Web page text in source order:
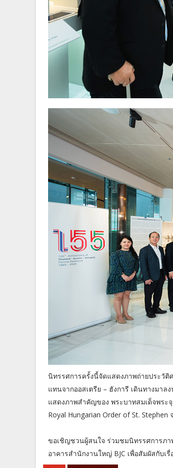
นิทรรศการครั้งนี้จัดแสดงภาพถ่ายประวัติ
แทนจากออสเตรีย – ฮังการี เดินทางมา
แสดงภาพสำคัญของ พระบาทสมเด็จพระ
Royal Hungarian Order of St.
ขอเชิญชวนผู้สนใจ ร่วมชมนิทรรศการภ
อาคารสำนักงานใหญ่ BJC เพื่อสัมผัสกับเ